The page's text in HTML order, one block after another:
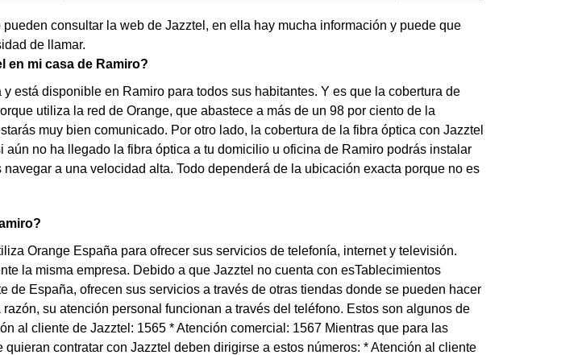
consultar la web de Jazztel, en ella hay mucha información y puede que
de llamar.
en mi casa de Ramiro?
está disponible en Ramiro para todos sus habitantes. Y es que la cobertura de
utiliza la red de Orange, que abastece a más de un 98 por ciento de la
muy bien comunicado. Por otro lado, la cobertura de la fibra óptica con Jazztel
aún no ha llegado la fibra óptica a tu domicilio u oficina de Ramiro podrás instalar
a una velocidad alta. Todo dependerá de la ubicación exacta porque no es
Orange España para ofrecer sus servicios de telefonía, internet y televisión.
la misma empresa. Debido a que Jazztel no cuenta con esTablecimientos
de España, ofrecen sus servicios a través de otras tiendas donde se pueden hacer
su atención personal funcionan a través del teléfono. Estos son algunos de
al cliente de Jazztel: 1565 * Atención comercial: 1567 Mientras que para las
contratar con Jazztel deben dirigirse a estos números: * Atención al cliente